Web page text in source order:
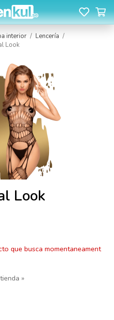
interior / Lencería /
Look
Look
que busca momentaneament
»